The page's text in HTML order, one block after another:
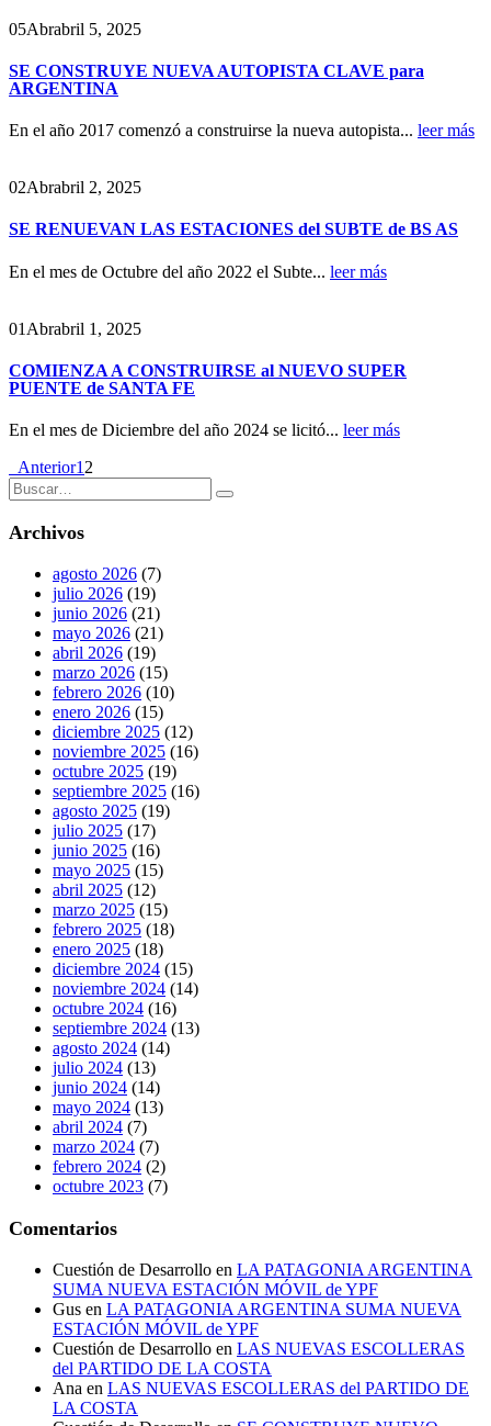
05Abrabril 5, 2025
SE CONSTRUYE NUEVA AUTOPISTA CLAVE para
ARGENTINA
En el año 2017 comenzó a construirse la nueva autopista... leer más
02Abrabril 2, 2025
SE RENUEVAN LAS ESTACIONES del SUBTE de BS AS
En el mes de Octubre del año 2022 el Subte... leer más
01 Abrabril 1, 2025
COMIENZA A CONSTRUIRSE al NUEVO SUPER
PUENTE de SANTA FE
En el mes de Diciembre del año 2024 se licitó... leer más
Anterior1 2
Archivos
agosto 2026 (7)
julio 2026 (19)
junio 2026 (21)
mayo 2026 (21)
abril 2026 (19)
marzo 2026 (15)
febrero 2026 (10)
enero 2026 (15)
diciembre 2025 (12)
noviembre 2025 (16)
octubre 2025 (19)
septiembre 2025 (16)
agosto 2025 (19)
julio 2025 (17)
junio 2025 (16)
mayo 2025 (15)
abril 2025 (12)
marzo 2025 (15)
febrero 2025 (18)
enero 2025 (18)
diciembre 2024 (15)
noviembre 2024 (14)
octubre 2024 (16)
septiembre 2024 (13)
agosto 2024 (14)
julio 2024 (13)
junio 2024 (14)
mayo 2024 (13)
abril 2024 (7)
marzo 2024 (7)
febrero 2024 (2)
octubre 2023 (7)
Comentarios
Cuestión de Desarrollo en LA PATAGONIA ARGENTINA
SUMA NUEVA ESTACIÓN MÓVIL de YPF
Gus en LA PATAGONIA ARGENTINA SUMA NUEVA
ESTACIÓN MÓVIL de YPF
Cuestión de Desarrollo en LAS NUEVAS ESCOLLERAS
del PARTIDO DE LA COSTA
Ana en LAS NUEVAS ESCOLLERAS del PARTIDO DE
LA COSTA